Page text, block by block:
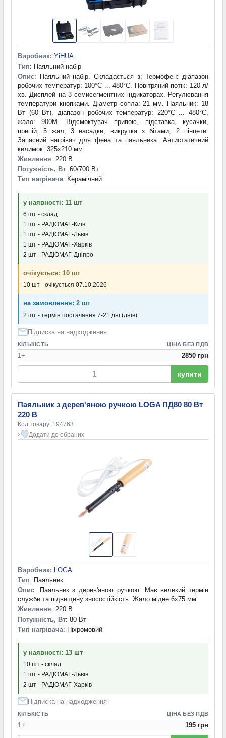
Виробник: YiHUA
Тип: Паяльний набір
Опис: Паяльний набір. Складається з: Термофен: діапазон
робочих температур: 100°C ... 480°C. Повітряний потік: 120 л/
хв. Дисплей на 3 семисегментних індикаторах. Регулювання
температури кнопками. Діаметр сопла: 21 мм. Паяльник: 18
Вт (60 Вт), діапазон робочих температур: 220°C ... 480°C,
жало: 900M. Відсмоктувач припою, підставка, кусачки,
припій, 5 жал, 3 насадки, викрутка з бітами, 2 пінцети.
Запасний нагрівач для фена та паяльника. Антистатичний
килимок: 325x210 мм
Живлення: 220 В
Потужність, Вт: 60/700 Вт
Тип нагрівача: Керамічний
у наявності: 11 шт
6 шт - склад
1 шт - РАДІОМАГ-Київ
1 шт - РАДІОМАГ-Львів
1 шт - РАДІОМАГ-Харків
2 шт - РАДІОМАГ-Дніпро
очікується: 10 шт
10 шт - очікується 07.10.2026
на замовлення: 2 шт
2 шт - термін постачання 7-21 дні (днів)
Підписка на надходження
КІЛЬКІСТЬ ЦІНА БЕЗ ПДВ
1+ 2850 грн
купити
Паяльник з дерев'яною ручкою LOGA ПД80 80 Вт
220 В
Код товару: 194763
2 Додати до обраних
Виробник: LOGA
Тип: Паяльник
Опис: Паяльник з дерев'яною ручкою. Має великий термін
служби та підвищену зносостійкість. Жало мідне 6x75 мм
Живлення: 220 В
Потужність, Вт: 80 Вт
Тип нагрівача: Ніхромовий
у наявності: 13 шт
10 шт - склад
1 шт - РАДІОМАГ-Львів
2 шт - РАДІОМАГ-Харків
Підписка на надходження
КІЛЬКІСТЬ ЦІНА БЕЗ ПДВ
1+ 195 грн